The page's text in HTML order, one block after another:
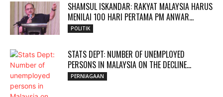
SHAMSUL ISKANDAR: RAKYAT MALAYSIA HARUS
MENILAI 100 HARI PERTAMA PM ANWAR...
POLITIK
STATS DEPT: NUMBER OF UNEMPLOYED
PERSONS IN MALAYSIA ON THE DECLINE...
PERNIAGAAN